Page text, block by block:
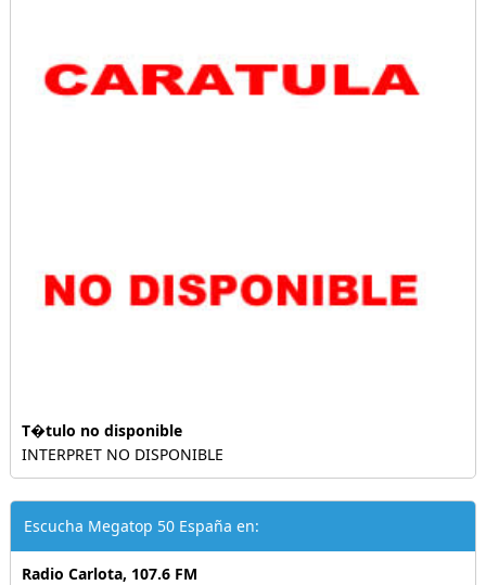
T�tulo no disponible
INTERPRET NO DISPONIBLE
Escucha Megatop 50 España en:
Radio Carlota, 107.6 FM